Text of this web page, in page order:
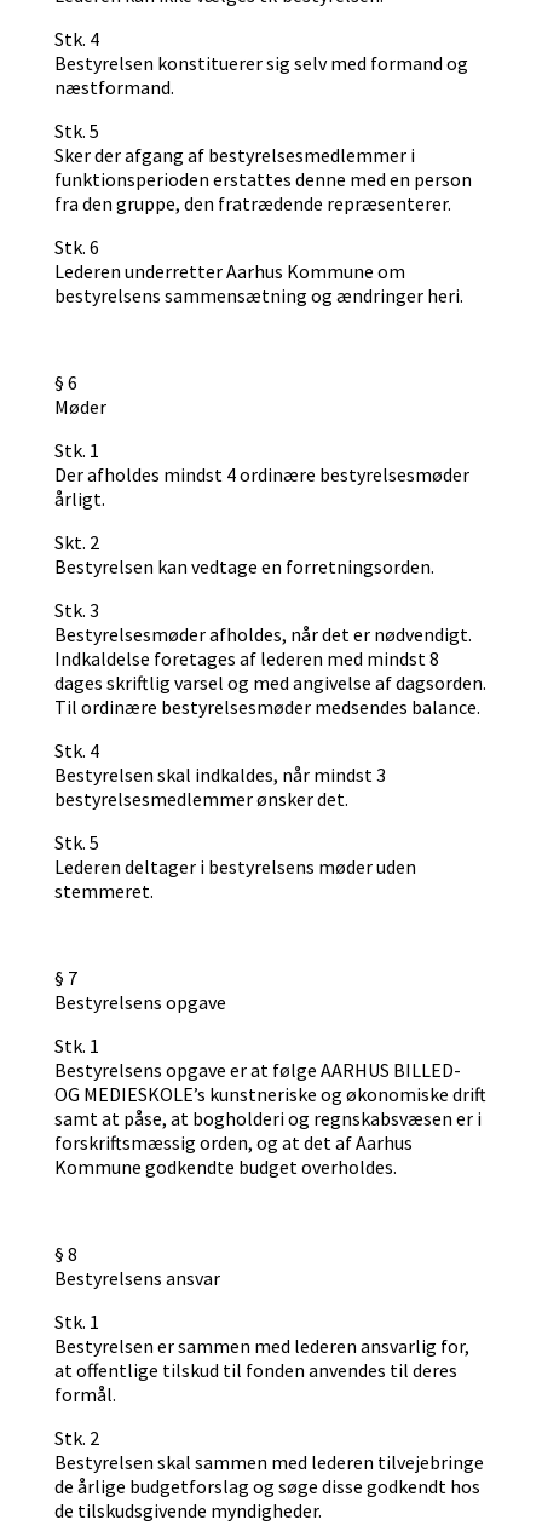
Stk. 4
Bestyrelsen konstituerer sig selv med formand og
næstformand.
Stk. 5
Sker der afgang af bestyrelsesmedlemmer i
funktionsperioden erstattes denne med en person
fra den gruppe, den fratrædende repræsenterer.
Stk. 6
Lederen underretter Aarhus Kommune om
bestyrelsens sammensætning og ændringer heri.
§ 6
Møder
Stk. 1
Der afholdes mindst 4 ordinære bestyrelsesmøder
årligt.
Skt. 2
Bestyrelsen kan vedtage en forretningsorden.
Stk. 3
Bestyrelsesmøder afholdes, når det er nødvendigt.
Indkaldelse foretages af lederen med mindst 8
dages skriftlig varsel og med angivelse af dagsorden.
Til ordinære bestyrelsesmøder medsendes balance.
Stk. 4
Bestyrelsen skal indkaldes, når mindst 3
bestyrelsesmedlemmer ønsker det.
Stk. 5
Lederen deltager i bestyrelsens møder uden
stemmeret.
§ 7
Bestyrelsens opgave
Stk. 1
Bestyrelsens opgave er at følge AARHUS BILLED-
OG MEDIESKOLE’s kunstneriske og økonomiske drift
samt at påse, at bogholderi og regnskabsvæsen er i
forskriftsmæssig orden, og at det af Aarhus
Kommune godkendte budget overholdes.
§ 8
Bestyrelsens ansvar
Stk. 1
Bestyrelsen er sammen med lederen ansvarlig for,
at offentlige tilskud til fonden anvendes til deres
formål.
Stk. 2
Bestyrelsen skal sammen med lederen tilvejebringe
de årlige budgetforslag og søge disse godkendt hos
de tilskudsgivende myndigheder.